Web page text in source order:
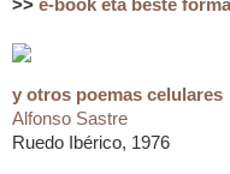
>> e-book eta beste
y otros poemas celulares
Alfonso Sastre
Ruedo Ibérico, 1976